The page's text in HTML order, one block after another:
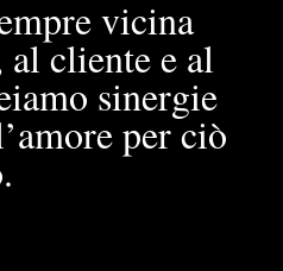
vicina
al cliente e al
sinergie
per ciò